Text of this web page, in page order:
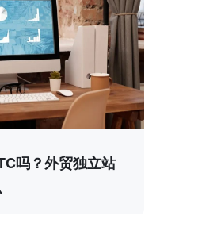
吗？外贸独立站